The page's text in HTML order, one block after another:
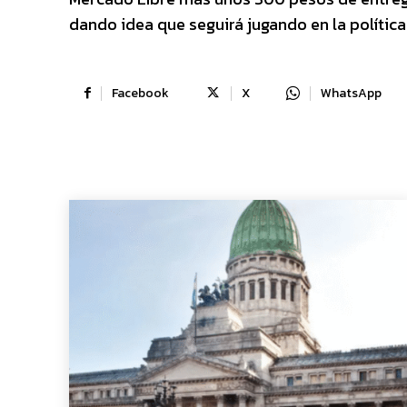
dando idea que seguirá jugando en la
Facebook X WhatsApp